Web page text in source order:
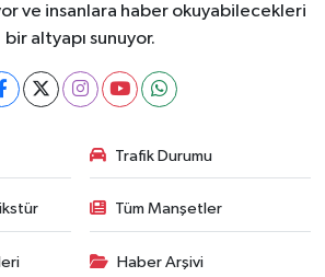
ve insanlara haber okuyabilecekleri
bir altyapı sunuyor.
Trafik Durumu
Tüm Manşetler
Haber Arşivi